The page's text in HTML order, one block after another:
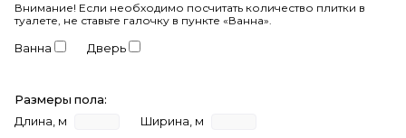
Внимание! Если необходимо посчитать количество плитки в
туалете, не ставьте галочку в пункте «Ванна».
Ванна Дверь
Размеры пола:
Длина, м
Ширина, м